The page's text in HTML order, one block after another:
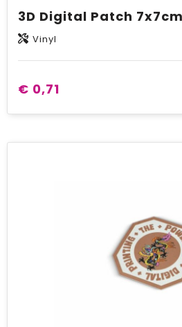
3D Digital Patch 7x7cm
Vinyl
€ 0,71